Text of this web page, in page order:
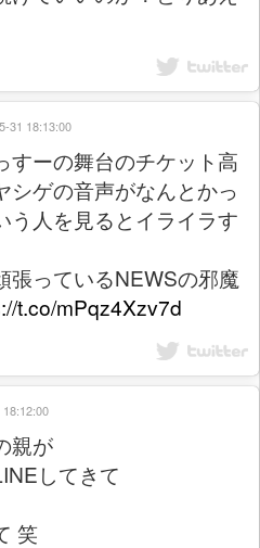
すーの舞台のチケット高
シゲの音声がなんとかっ
う人を見るとイライラす
張っているNEWSの邪魔
t.co/mPqz4Xzv7d
31 18:13:00
親が
してきて
笑